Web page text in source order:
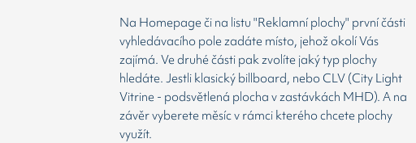
Na Homepage či na listu "Reklamní plochy" první části
vyhledávacího pole zadáte místo, jehož okolí Vás
zajímá. Ve druhé části pak zvolíte jaký typ plochy
hledáte. Jestli klasický billboard, nebo CLV (City Light
Vitrine - podsvětlená plocha v zastávkách MHD). A na
závěr vyberete měsíc v rámci kterého chcete plochy
využít.